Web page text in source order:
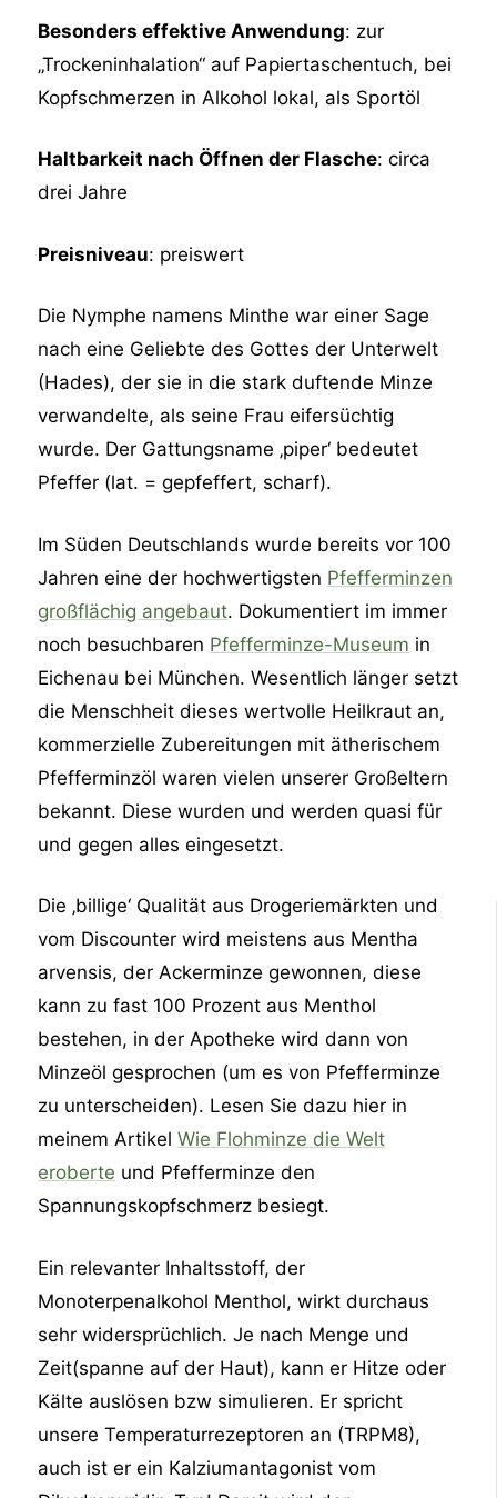
Besonders effektive Anwendung: zur
„Trockeninhalation“ auf Papiertaschentuch, bei
Kopfschmerzen in Alkohol lokal, als Sportöl
Haltbarkeit nach Öffnen der Flasche: circa
drei Jahre
Preisniveau: preiswert
Die Nymphe namens Minthe war einer Sage
nach eine Geliebte des Gottes der Unterwelt
(Hades), der sie in die stark duftende Minze
verwandelte, als seine Frau eifersüchtig
wurde. Der Gattungsname ‚piper‘ bedeutet
Pfeffer (lat. = gepfeffert, scharf).
Im Süden Deutschlands wurde bereits vor 100
Jahren eine der hochwertigsten Pfefferminzen
großflächig angebaut. Dokumentiert im immer
noch besuchbaren ⁠Pfefferminze-Museum⁠ in
Eichenau bei München. Wesentlich länger setzt
die Menschheit dieses wertvolle Heilkraut an,
kommerzielle Zubereitungen mit ätherischem
Pfefferminzöl waren vielen unserer Großeltern
bekannt. Diese wurden und werden quasi für
und gegen alles eingesetzt.
Die ‚billige‘ Qualität aus Drogeriemärkten und
vom Discounter wird meistens aus Mentha
arvensis, der Ackerminze gewonnen, diese
kann zu fast 100 Prozent aus Menthol
bestehen, in der Apotheke wird dann von
Minzeöl gesprochen (um es von Pfefferminze
zu unterscheiden). Lesen Sie dazu hier in
meinem ArtikelWie Flohminze die Welt
eroberte und Pfefferminze den
Spannungskopfschmerz besiegt.
Ein relevanter Inhaltsstoff, der
Monoterpenalkohol Menthol, wirkt durchaus
sehr widersprüchlich. Je nach Menge und
Zeit(spanne auf der Haut), kann er Hitze oder
Kälte auslösen bzw simulieren. Er spricht
unsere Temperaturrezeptoren an (TRPM8),
auch ist er ein Kalziumantagonist vom